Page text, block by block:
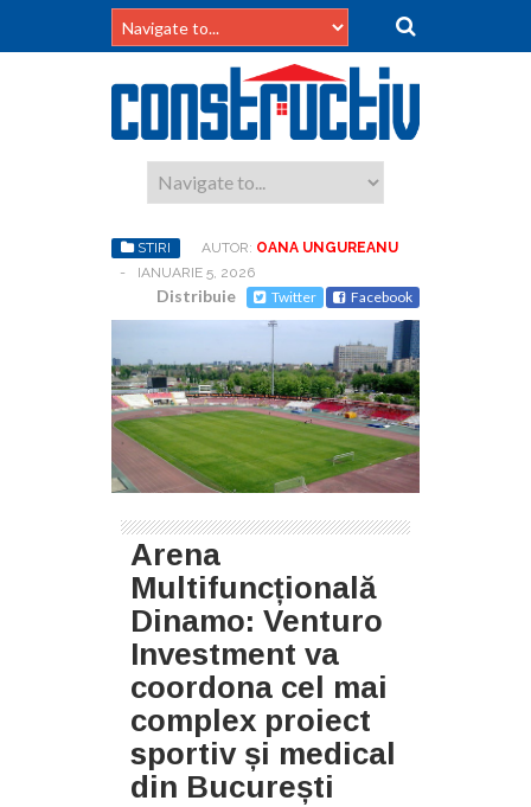
STIRI AUTOR: OANA UNGUREANU
-
IANUARIE 5, 2026
Distribuie Twitter Facebook
Arena
Multifuncțională
Dinamo: Venturo
Investment va
coordona cel mai
complex proiect
sportiv și medical
din București